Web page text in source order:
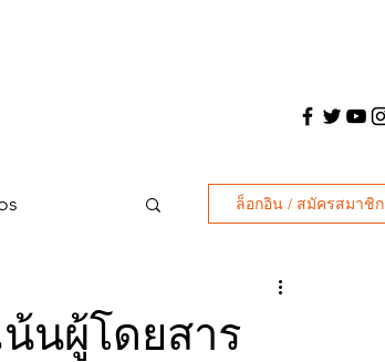
ล็อกอิน / สมัครสมาชิก
นผู้โดยสาร